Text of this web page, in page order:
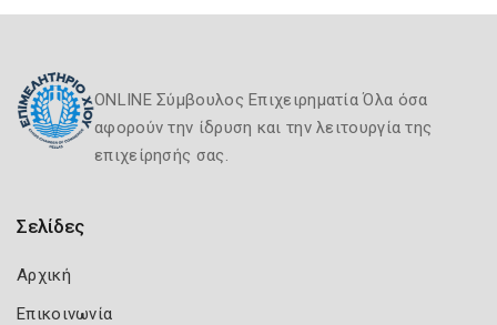
ONLINE Σύμβουλος Επιχειρηματία Όλα όσα
αφορούν την ίδρυση και την λειτουργία της
επιχείρησής σας.
Σελίδες
Αρχική
Επικοινωνία